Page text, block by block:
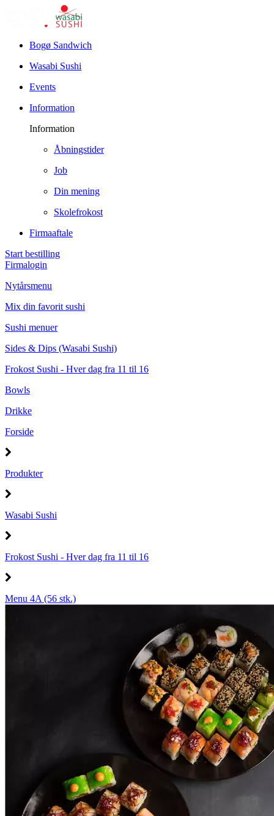
Bogø Sandwich
Wasabi Sushi
Events
Information
Information
Åbningstider
Job
Din mening
Skolefrokost
Firmaaftale
Start bestilling
Firmalogin
Nytårsmenu
Mix din favorit sushi
Sushi menuer
Sides & Dips (Wasabi Sushi)
Frokost Sushi - Hver dag fra 11 til 16
Bowls
Drikke
Forside
Produkter
Wasabi Sushi
Frokost Sushi - Hver dag fra 11 til 16
Menu 4A (56 stk.)